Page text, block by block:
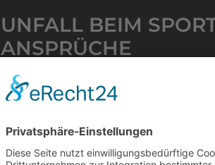
UNFALL BEIM
ANSPRÜCHE
8. April 2025
Unfälle beim Vereinssport werfen
von Ansprüchen gegenüber
fundierte Rechtsberatung bei
Schadensregulierung und maximale